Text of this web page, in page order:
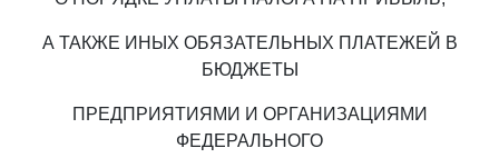
А ТАКЖЕ ИНЫХ ОБЯЗАТЕЛЬНЫХ ПЛАТЕЖЕЙ В
БЮДЖЕТЫ
ПРЕДПРИЯТИЯМИ И ОРГАНИЗАЦИЯМИ
ФЕДЕРАЛЬНОГО